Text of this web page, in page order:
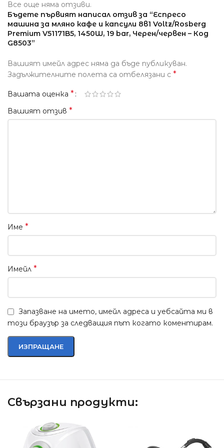
Все още няма отзиви.
Бъдете първият написал отзив за “Еспресо
машина за мляно кафе и капсули 8в1 Voltz/Rosberg
Premium V51171B5, 1450W, 19 bar, Черен/червен – Код
G8503”
Вашият имейл адрес няма да бъде публикуван.
Задължителните полета са отбелязани с *
Вашата оценка *
Вашият отзив *
Име *
Имейл *
Запазване на името, имейл адреса и уебсайта ми в
този браузър за следващия път когато коментирам.
Свързани продукти: